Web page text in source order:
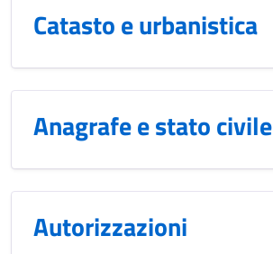
Catasto e urbanistica
Anagrafe e stato civile
Autorizzazioni